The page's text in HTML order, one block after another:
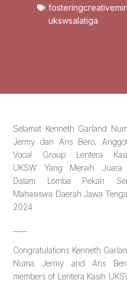
ukswsalatiga
Selamat Kenneth Garland
Jermy dan Aris Bero,
Vocal Group Lentera
UKSW Yang Meraih Juara
Dalam Lomba Pekan
Mahasiswa Daerah Jawa
2024.
Congratulations Kenneth
Numa Jermy and Aris
members of Lentera Kasih